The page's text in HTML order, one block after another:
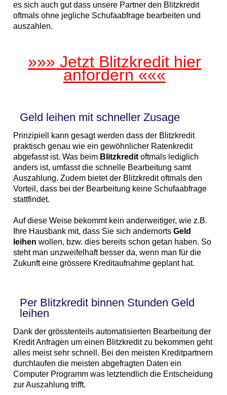
es sich auch gut dass unsere Partner den Blitzkredit
oftmals ohne jegliche Schufaabfrage bearbeiten und
auszahlen.
»»» Jetzt Blitzkredit hier
anfordern «««
Geld leihen mit schneller Zusage
Prinzipiell kann gesagt werden dass der Blitzkredit
praktisch genau wie ein gewöhnlicher Ratenkredit
abgefasst ist. Was beim Blitzkreditoftmals lediglich
anders ist, umfasst die schnelle Bearbeitung samt
Auszahlung. Zudem bietet der Blitzkredit oftmals den
Vorteil, dass bei der Bearbeitung keine Schufaabfrage
stattfindet.
Auf diese Weise bekommt kein anderweitiger, wie z.B.
Ihre Hausbank mit, dass Sie sich andernortsGeld
leihen wollen, bzw. dies bereits schon getan haben. So
steht man unzweifelhaft besser da, wenn man für die
Zukunft eine grössere Kreditaufnahme geplant hat.
Per Blitzkredit binnen Stunden Geld
leihen
Dank der grösstenteils automatisierten Bearbeitung der
Kredit Anfragen um einen Blitzkredit zu bekommen geht
alles meist sehr schnell. Bei den meisten Kreditpartnern
durchlaufen die meisten abgefragten Daten ein
Computer Programm was letztendlich die Entscheidung
zur Auszahlung trifft.